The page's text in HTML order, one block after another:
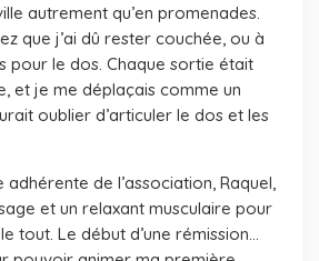
autrement qu’en promenades.
que j’ai dû rester couchée, ou à
pour le dos. Chaque sortie était
et je me déplaçais comme un
oublier d’articuler le dos et les
adhérente de l’association, Raquel,
et un relaxant musculaire pour
tout. Le début d’une rémission…